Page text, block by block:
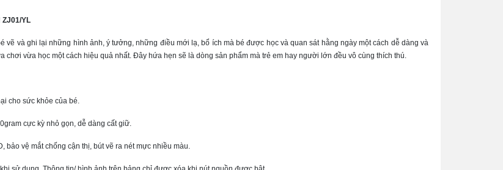
ZJ01/YL
vẽ và ghi lại những hình ảnh, ý tưởng, những điều mới lạ, bổ ích mà bé được học và quan sát hằng ngày một cách dễ dàng và
vừa học một cách hiệu quả nhất. Đây hứa hẹn sẽ là dòng sản phẩm mà trẻ em hay người lớn đều vô cùng thích thú.
cho sức khỏe của bé.
cực kỳ nhỏ gọn, dễ dàng cất giữ.
vệ mắt chống cận thị, bút vẽ ra nét mực nhiều màu.